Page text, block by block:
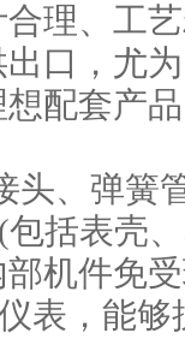
理、工
口，尤
配套产
头、弹簧
括表壳
机件免
表，能